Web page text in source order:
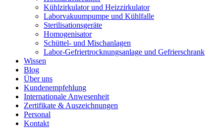
Kühlzirkulator und Heizzirkulator
Laborvakuumpumpe und Kühlfalle
Sterilisationsgeräte
Homogenisator
Schüttel- und Mischanlagen
Labor-Gefriertrocknungsanlage und Gefrierschrank
Wissen
Blog
Über uns
Kundenempfehlung
Internationale Anwesenheit
Zertifikate & Auszeichnungen
Personal
Kontakt